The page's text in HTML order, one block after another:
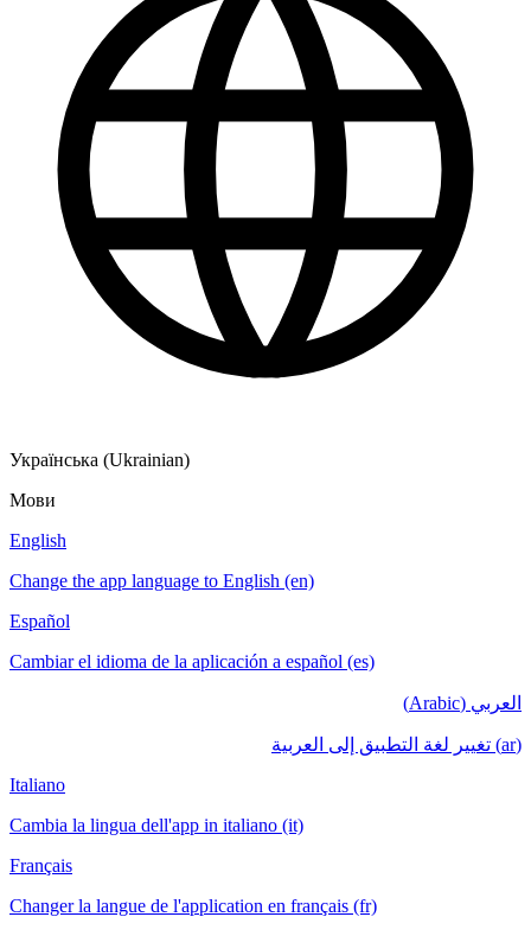
Українська (Ukrainian)
Мови
English
Change the app language to English (en)
Español
Cambiar el idioma de la aplicación a español (es)
العربي (Arabic)
(ar) تغيير لغة التطبيق إلى العربية
Italiano
Cambia la lingua dell'app in italiano (it)
Français
Changer la langue de l'application en français (fr)